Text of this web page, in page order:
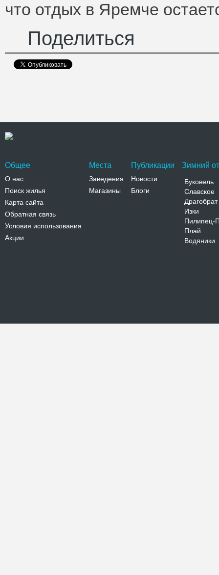
что отдых в Яремче
Поделиться
Общее
О нас
Поиск жилья
Карта сайта
Обратная связь
Условия использования
Акции
Места
Заведения
Магазины
Публикации
Новости
Блоги
Зимний
Буковель
Славское
Драгобрат
Изки
Пилипец-
Плай
Водяники